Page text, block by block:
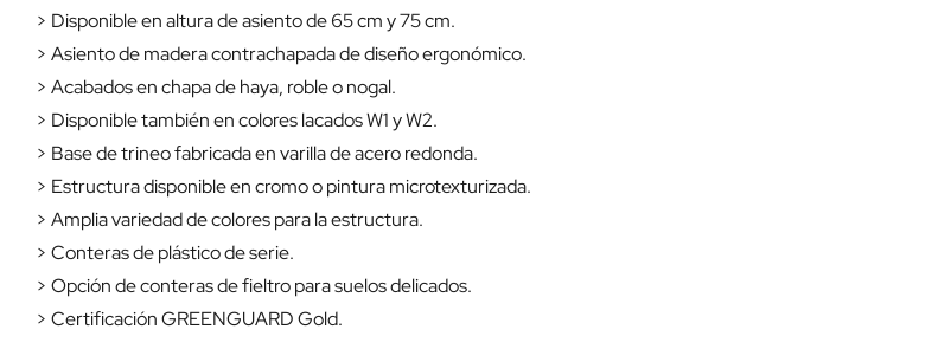
> Disponible en altura de asiento de 65 cm y 75 cm.
> Asiento de madera contrachapada de diseño ergonómico.
> Acabados en chapa de haya, roble o nogal.
> Disponible también en colores lacados W1 y W2.
> Base de trineo fabricada en varilla de acero redonda.
> Estructura disponible en cromo o pintura microtexturizada.
> Amplia variedad de colores para la estructura.
> Conteras de plástico de serie.
> Opción de conteras de fieltro para suelos delicados.
> Certificación GREENGUARD Gold.